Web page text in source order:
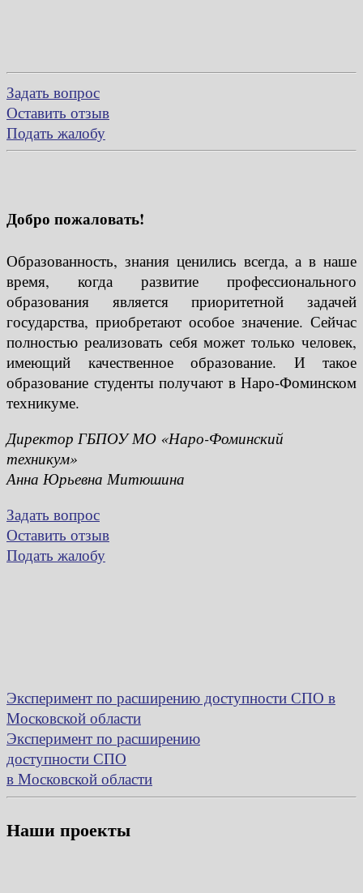
Задать вопрос
Оставить отзыв
Подать жалобу
Добро пожаловать!
Образованность, знания ценились всегда, а в наше
время, когда развитие профессионального
образования является приоритетной задачей
государства, приобретают особое значение. Сейчас
полностью реализовать себя может только человек,
имеющий качественное образование. И такое
образование студенты получают в Наро-Фоминском
техникуме.
Директор ГБПОУ МО «Наро-Фоминский
техникум»
Анна Юрьевна Митюшина
Задать вопрос
Оставить отзыв
Подать жалобу
Эксперимент по расширению доступности СПО в
Московской области
Эксперимент по расширению
доступности СПО
в Московской области
Наши проекты